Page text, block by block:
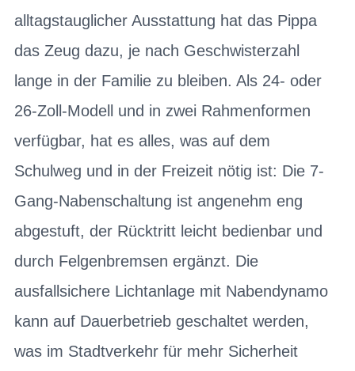
alltagstauglicher Ausstattung hat das Pippa
das Zeug dazu, je nach Geschwisterzahl
lange in der Familie zu bleiben. Als 24- oder
26-Zoll-Modell und in zwei Rahmenformen
verfügbar, hat es alles, was auf dem
Schulweg und in der Freizeit nötig ist: Die 7-
Gang-Nabenschaltung ist angenehm eng
abgestuft, der Rücktritt leicht bedienbar und
durch Felgenbremsen ergänzt. Die
ausfallsichere Lichtanlage mit Nabendynamo
kann auf Dauerbetrieb geschaltet werden,
was im Stadtverkehr für mehr Sicherheit